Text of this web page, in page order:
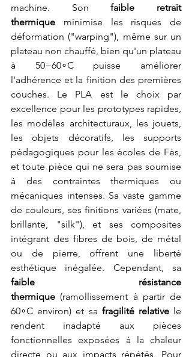
machine. Son faible retrait
thermique minimise les risques de
déformation ("warping"), même sur un
plateau non chauffé, bien qu'un plateau
à 50−60∘C puisse améliorer
l'adhérence et la finition des premières
couches. Le PLA est le choix par
excellence pour les prototypes rapides,
les modèles architecturaux, les jouets,
les objets décoratifs, les supports
pédagogiques pour les écoles de Fès,
et toute pièce qui ne sera pas soumise
à des contraintes thermiques ou
mécaniques intenses. Sa vaste gamme
de couleurs, ses finitions variées (mate,
brillante, "silk"), et ses composites
intégrant des fibres de bois, de métal
ou de pierre, offrent une liberté
faible résistance
thermique (ramollissement à partir de
60∘C environ) et sa fragilité relative le
rendent inadapté aux pièces
fonctionnelles exposées à la chaleur
directe ou aux impacts répétés. Pour